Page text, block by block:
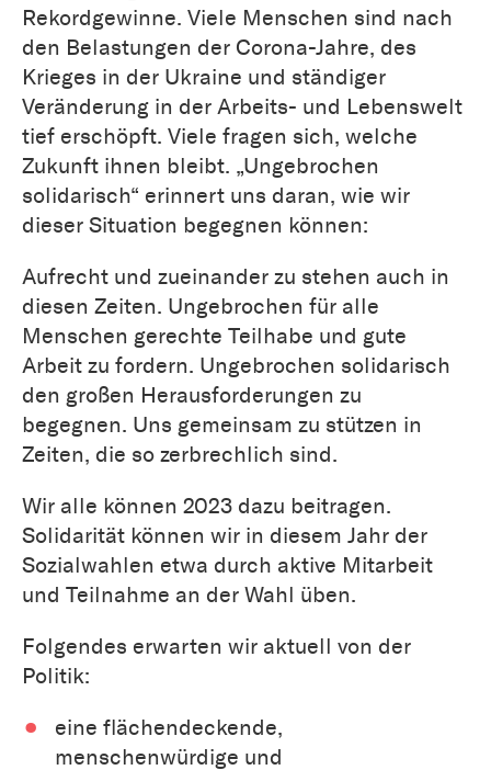
Rekordgewinne. Viele Menschen sind nach
den Belastungen der Corona-Jahre, des
Krieges in der Ukraine und ständiger
Veränderung in der Arbeits- und Lebenswelt
tief erschöpft. Viele fragen sich, welche
Zukunft ihnen bleibt. „Ungebrochen
solidarisch“ erinnert uns daran, wie wir
dieser Situation begegnen können:
Aufrecht und zueinander zu stehen auch in
diesen Zeiten. Ungebrochen für alle
Menschen gerechte Teilhabe und gute
Arbeit zu fordern. Ungebrochen solidarisch
den großen Herausforderungen zu
begegnen. Uns gemeinsam zu stützen in
Zeiten, die so zerbrechlich sind.
Wir alle können 2023 dazu beitragen.
Solidarität können wir in diesem Jahr der
Sozialwahlen etwa durch aktive Mitarbeit
und Teilnahme an der Wahl üben.
Folgendes erwarten wir aktuell von der
Politik:
eine flächendeckende,
menschenwürdige und